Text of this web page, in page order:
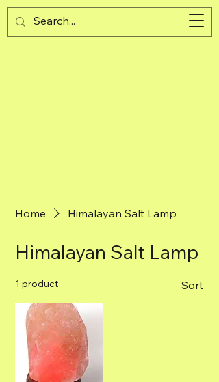
Guijad
Home Himalayan Salt Lamp
Himalayan Salt Lamp
1 product Sort